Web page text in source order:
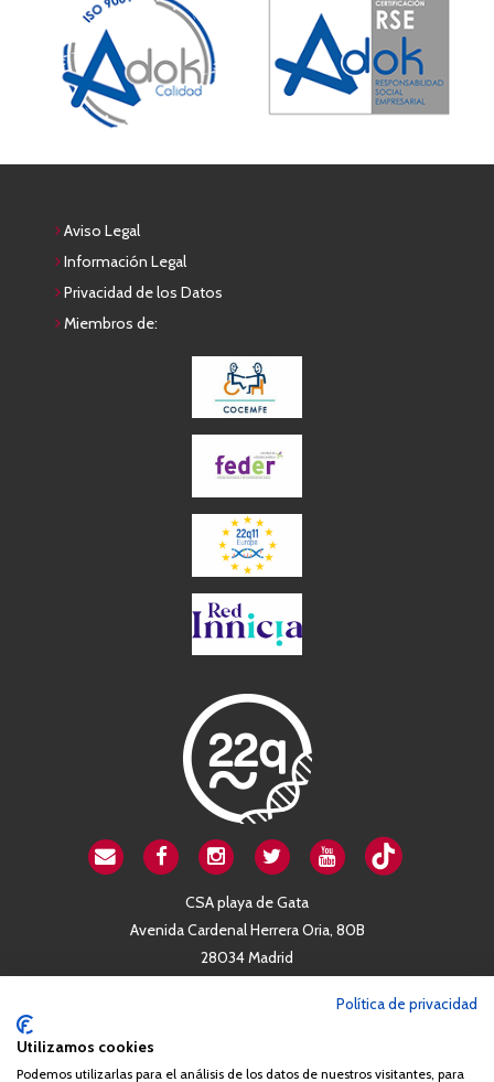
Aviso Legal
Información Legal
Privacidad de los Datos
Miembros de:
CSA playa de Gata
Avenida Cardenal Herrera Oria, 80B
28034 Madrid
Queda prohibida de forma expresa la copia, reproducción o
distribución de la totalidad o parte de los contenidos del sitio web
Política de privacidad
Utilizamos cookies
Podemos utilizarlas para el análisis de los datos de nuestros visitantes, para